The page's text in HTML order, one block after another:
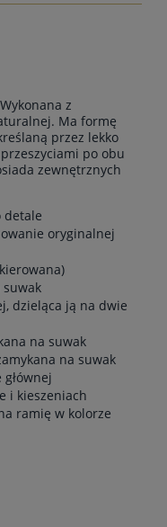
z
Ma formę
przez lekko
po obu
zewnętrznych
detale
oryginalnej
suwak
dzieląca ją na dwie
na suwak
na suwak
i kieszeniach
ramię w kolorze